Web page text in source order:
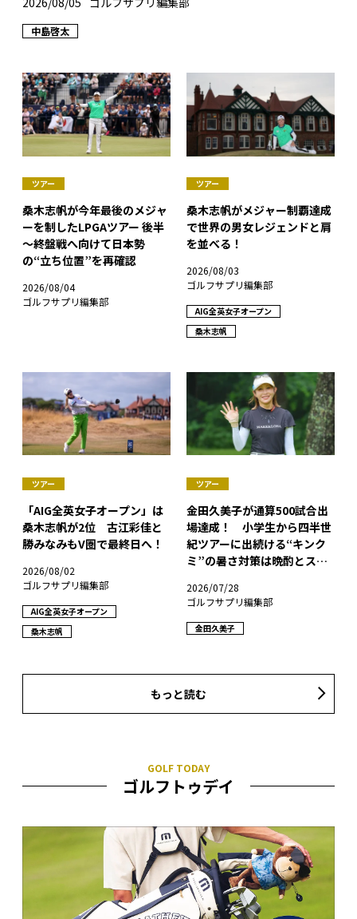
中島啓太
ツアー
桑木志帆が今年最後のメジャ
ーを制したLPGAツアー 後半
～終盤戦へ向けて日本勢
の“立ち位置”を再確認
2026/08/04
ゴルフサプリ編集部
ツアー
桑木志帆がメジャー制覇達成
で世界の男女レジェンドと肩
を並べる！
2026/08/03
ゴルフサプリ編集部
AIG全英女子オープン
桑木志帆
ツアー
「AIG全英女子オープン」は
桑木志帆が2位 古江彩佳と
勝みなみもV圏で最終日へ！
2026/08/02
ゴルフサプリ編集部
AIG全英女子オープン
桑木志帆
ツアー
金田久美子が通算500試合出
場達成！ 小学生から四半世
紀ツアーに出続ける“キンク
ミ”の暑さ対策は晩酌とスト
2026/07/28
ゴルフサプリ編集部
金田久美子
もっと読む
ゴルフトゥデイ